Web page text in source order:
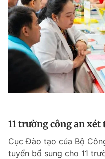
11 trường công an
Cục Đào tạo của Bộ
tuyển bổ sung cho 11